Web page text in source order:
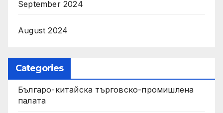
September 2024
August 2024
Categories
Българо-китайска търговско-промишлена
палата